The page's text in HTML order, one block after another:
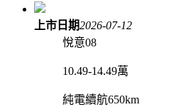
上市日期2026-07-12
悅意08
10.49-14.49萬
純電續航650km